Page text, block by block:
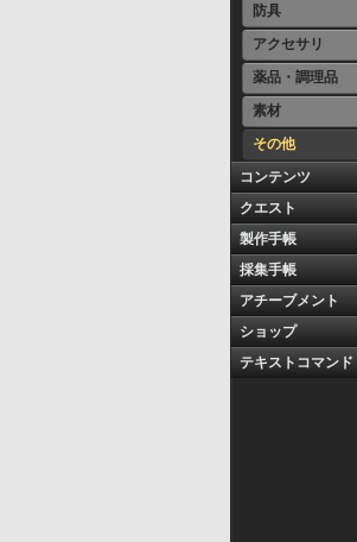
防具
アクセサリ
薬品・調理品
素材
その他
コンテンツ
クエスト
製作手帳
採集手帳
アチーブメント
ショップ
テキストコマンド